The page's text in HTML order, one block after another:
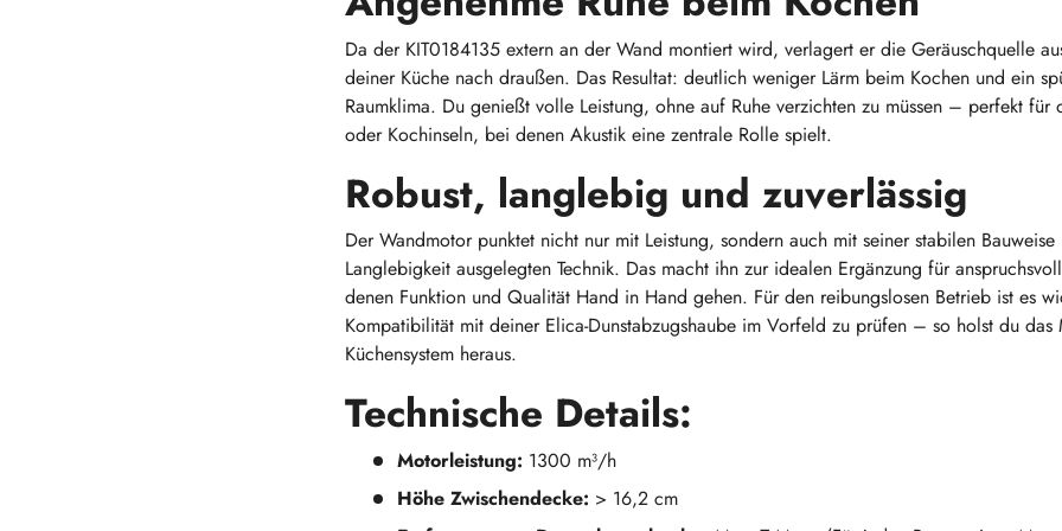
Da der KIT0184135 extern an der Wand montiert wird, verlagert er die Geräuschquelle
deiner Küche nach draußen. Das Resultat: deutlich weniger Lärm beim Kochen und ein
Raumklima. Du genießt volle Leistung, ohne auf Ruhe verzichten zu müssen – perfekt für
oder Kochinseln, bei denen Akustik eine zentrale Rolle spielt.
Robust, langlebig und zuverlässig
Der Wandmotor punktet nicht nur mit Leistung, sondern auch mit seiner stabilen
Langlebigkeit ausgelegten Technik. Das macht ihn zur idealen Ergänzung für
denen Funktion und Qualität Hand in Hand gehen. Für den reibungslosen Betrieb ist es
Kompatibilität mit deiner Elica-Dunstabzugshaube im Vorfeld zu prüfen – so holst du das
Küchensystem heraus.
Technische Details:
Motorleistung: 1300 m³/h
Höhe Zwischendecke: > 16,2 cm